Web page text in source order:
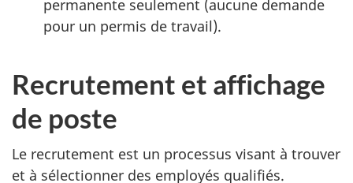
permanente seulement (aucune demande
pour un permis de travail).
Recrutement et affichage
de poste
Le recrutement est un processus visant à trouver
et à sélectionner des employés qualifiés.